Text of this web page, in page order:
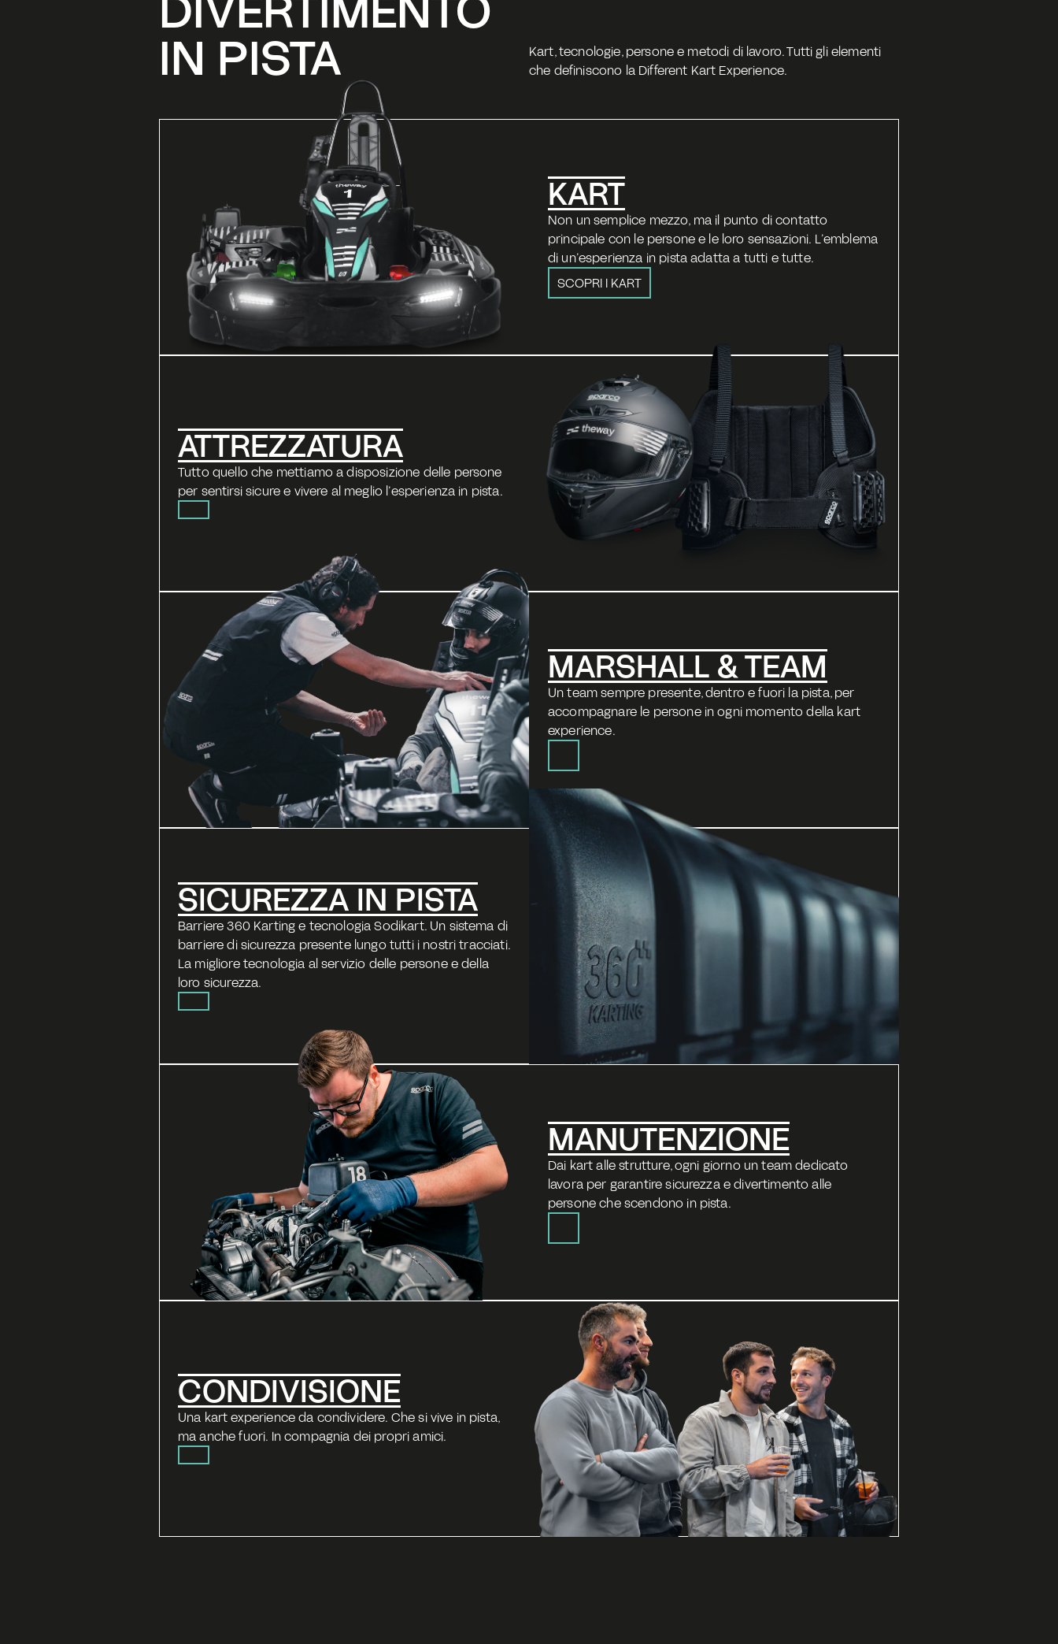
IN PISTA
Kart, tecnologie, persone e metodi di lavoro. Tutti gli elementi
che definiscono la Different Kart Experience.
KART
Non un semplice mezzo, ma il punto di contatto
principale con le persone e le loro sensazioni. L’emblema
di un’esperienza in pista adatta a tutti e tutte.
SCOPRI I KART
ATTREZZATURA
Tutto quello che mettiamo a disposizione delle persone
per sentirsi sicure e vivere al meglio l’esperienza in pista.
MARSHALL & TEAM
Un team sempre presente, dentro e fuori la pista, per
accompagnare le persone in ogni momento della kart
experience.
SICUREZZA IN PISTA
Barriere 360 Karting e tecnologia Sodikart. Un sistema di
barriere di sicurezza presente lungo tutti i nostri tracciati.
La migliore tecnologia al servizio delle persone e della
loro sicurezza.
MANUTENZIONE
Dai kart alle strutture, ogni giorno un team dedicato
lavora per garantire sicurezza e divertimento alle
persone che scendono in pista.
CONDIVISIONE
Una kart experience da condividere. Che si vive in pista,
ma anche fuori. In compagnia dei propri amici.